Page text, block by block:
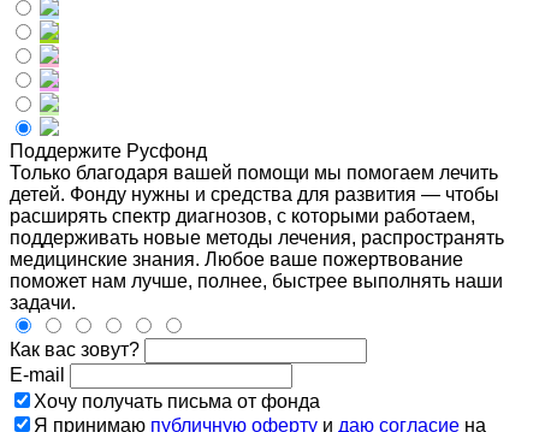
Поддержите Русфонд
Только благодаря вашей помощи мы помогаем лечить
детей. Фонду нужны и средства для развития — чтобы
расширять спектр диагнозов, с которыми работаем,
поддерживать новые методы лечения, распространять
медицинские знания. Любое ваше пожертвование
поможет нам лучше, полнее, быстрее выполнять наши
задачи.
Как вас зовут?
E-mail
Хочу получать письма от фонда
Я принимаю публичную оферту и даю согласие на